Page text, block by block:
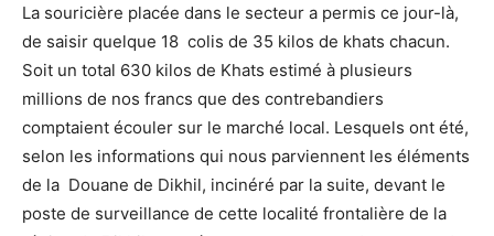
La souricière placée dans le secteur a permis ce jour-là,
de saisir quelque 18 colis de 35 kilos de khats chacun.
Soit un total 630 kilos de Khats estimé à plusieurs
millions de nos francs que des contrebandiers
comptaient écouler sur le marché local. Lesquels ont été,
selon les informations qui nous parviennent les éléments
de la Douane de Dikhil, incinéré par la suite, devant le
poste de surveillance de cette localité frontalière de la